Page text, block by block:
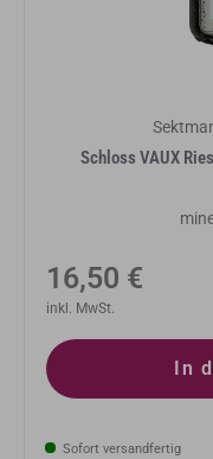
Schloss VAUX
Normaler
Preis
16,50 €
inkl. MwSt.
In
Sofort versandfertig